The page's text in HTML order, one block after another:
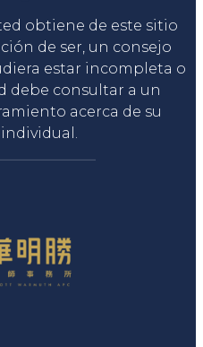
obtiene de este sitio
de ser, un consejo
estar incompleta o
debe consultar a un
acerca de su